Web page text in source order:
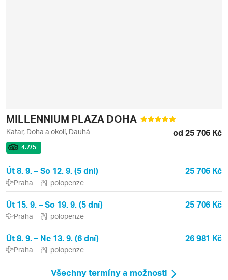
MILLENNIUM PLAZA DOHA
Katar, Doha a okolí, Dauhá od 25 706 Kč
4.7/5
Út 8. 9. – So 12. 9. (5 dní) 25 706 Kč
Praha polopenze
Út 15. 9. – So 19. 9. (5 dní) 25 706 Kč
Praha polopenze
Út 8. 9. – Ne 13. 9. (6 dní) 26 981 Kč
Praha polopenze
Všechny termíny a možnosti